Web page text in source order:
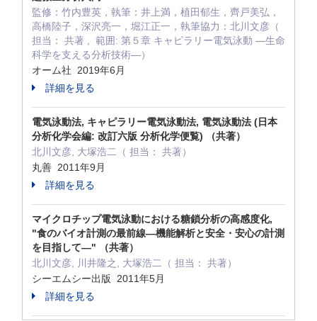
監修：竹内豊英，執筆：井上満，植田郁生，齊戸美弘，
高橋陸子，深沢亮一，堀江正一，執筆協力：北川文彦（
担当： 共著 , 範囲: 第５章 キャピラリー電気泳動 ―生命
科学を支える分析技術―）
オーム社 2019年6月
詳細を見る
電気泳動法, キャピラリー電気泳動法, 電気泳動法 (日本
分析化学会編: 改訂六版 分析化学便覧) （共著）
北川文彦, 大塚浩二（ 担当： 共著）
丸善 2011年9月
詳細を見る
マイクロチップ電気泳動における糖鎖分析の高感度化,
"食のバイオ計測の最前線―機能解析と安全・安心の計測
を目指して―" （共著）
北川文彦, 川井隆之, 大塚浩二（ 担当： 共著）
シーエムシー出版 2011年5月
詳細を見る